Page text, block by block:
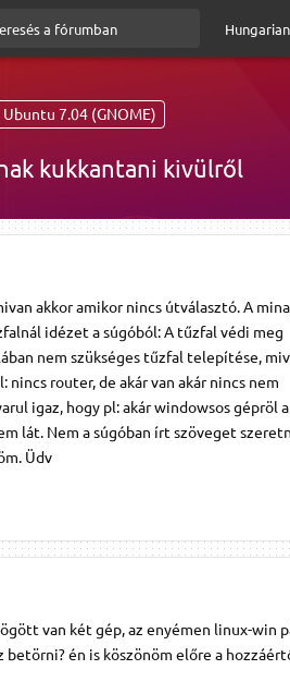
Hungarian
Ubuntu 7.04 (GNOME)
kukkantani kivülről
akkor amikor nincs útválasztó. A
idézet a súgóból: A tűzfal védi meg
nem szükséges tűzfal telepítése,
router, de akár van akár nincs nem
igaz, hogy pl: akár windowsos gépröl
lát. Nem a súgóban írt szöveget
Üdv
van két gép, az enyémen linux-win
én is köszönöm előre a